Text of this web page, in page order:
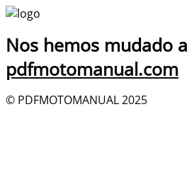
Nos hemos mudado a
pdfmotomanual.com
© PDFMOTOMANUAL 2025